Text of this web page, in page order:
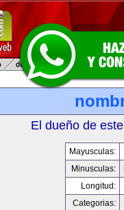
El dueño de
Mayusculas:
Minusculas:
Longitud:
Categorias: